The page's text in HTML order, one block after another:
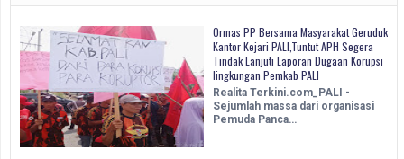
Ormas PP Bersama Masyarakat Geruduk
Kantor Kejari PALI,Tuntut APH Segera
Tindak Lanjuti Laporan Dugaan Korupsi
lingkungan Pemkab PALI
Realita Terkini.com_PALI -
Sejumlah massa dari organisasi
Pemuda Panca…